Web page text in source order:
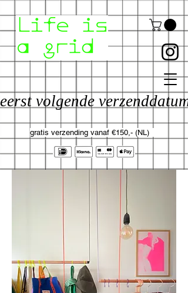
eerst volgende
gratis verzending vanaf €150,- (NL)